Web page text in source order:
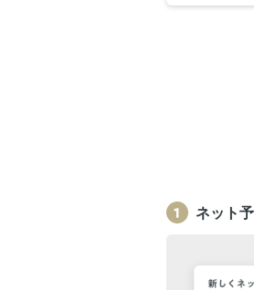
ネット